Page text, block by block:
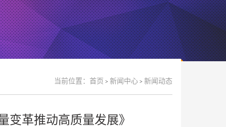
当前位置： 首页 > 新闻中心> 新闻动态
变革推动高质量发展》